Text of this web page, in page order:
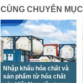
CÙNG CHUYÊN MỤC
Nhập khẩu hóa chất và
sản phẩm từ hóa chất